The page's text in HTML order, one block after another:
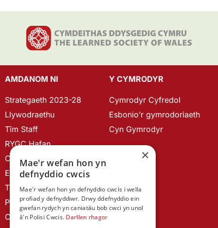
AMDANOM NI
Strategaeth 2023-28
Llywodraethu
Tîm Staff
RYGC Hafan
Canllawiau brandio
Ein Hanes
Telerau ac Amodau
Polisi Preifatrwydd
Cysylltu â ni
Y CYMRODYR
Cymrodyr Cyfredol
Esbonio’r gymrodoriaeth
Cyn Gymrodyr
×
Mae'r wefan hon yn
defnyddio cwcis
Mae'r wefan hon yn defnyddio cwcis i wella
profiad y defnyddiwr. Drwy ddefnyddio ein
gwefan rydych yn caniatáu bob cwci yn unol
â'n Polisi Cwcis. Darllen rhagor